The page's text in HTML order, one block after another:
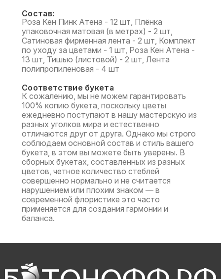
Состав:
Роза Кен Пинк Атена - 12 шт, Плёнка
упаковочная матовая (в метрах) - 2 шт,
Сатиновая фирменная лента - 2 шт, Комплект
по уходу за цветами - 1 шт, Роза Кен Атена -
13 шт, Тишью (листовой) - 2 шт, Лента
полипропиленовая - 4 шт
Соответствие букета
К сожалению, мы не можем гарантировать
100% копию букета, поскольку цветы
ежедневно поступают в нашу мастерскую из
разных уголков мира и естественно
отличаются друг от друга. Однако мы строго
соблюдаем основной состав и стиль вашего
букета, в этом вы можете быть уверены. В
сборных букетах, составленных из разных
цветов, четное количество стеблей
совершенно нормально и не считается
нарушением или плохим знаком — в
современной флористике это часто
применяется для создания гармонии и
баланса.